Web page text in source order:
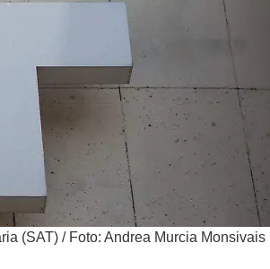
(SAT) / Foto: Andrea Murcia Monsivais |